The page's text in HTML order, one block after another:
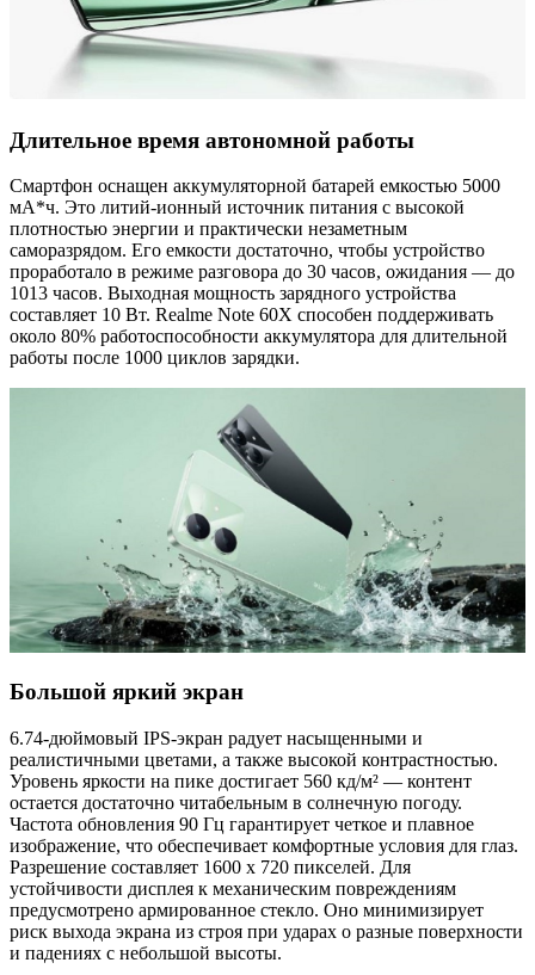
Длительное время автономной работы
Смартфон оснащен аккумуляторной батарей емкостью 5000
мА*ч. Это литий-ионный источник питания с высокой
плотностью энергии и практически незаметным
саморазрядом. Его емкости достаточно, чтобы устройство
проработало в режиме разговора до 30 часов, ожидания — до
1013 часов. Выходная мощность зарядного устройства
составляет 10 Вт. Realme Note 60X способен поддерживать
около 80% работоспособности аккумулятора для длительной
работы после 1000 циклов зарядки.
Большой яркий экран
6.74-дюймовый IPS-экран радует насыщенными и
реалистичными цветами, а также высокой контрастностью.
Уровень яркости на пике достигает 560 кд/м² — контент
остается достаточно читабельным в солнечную погоду.
Частота обновления 90 Гц гарантирует четкое и плавное
изображение, что обеспечивает комфортные условия для глаз.
Разрешение составляет 1600 х 720 пикселей. Для
устойчивости дисплея к механическим повреждениям
предусмотрено армированное стекло. Оно минимизирует
риск выхода экрана из строя при ударах о разные поверхности
и падениях с небольшой высоты.